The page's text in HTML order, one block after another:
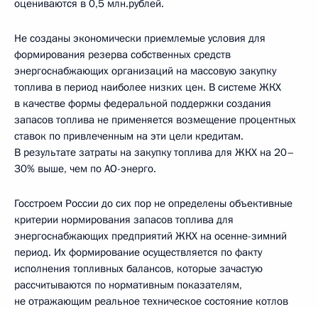
оцениваются в 0,5 млн.рублей.
Не созданы экономически приемлемые условия для
формирования резерва собственных средств
энергоснабжающих организаций на массовую закупку
топлива в период наиболее низких цен. В системе ЖКХ
в качестве формы федеральной поддержки создания
запасов топлива не применяется возмещение процентных
ставок по привлеченным на эти цели кредитам.
В результате затраты на закупку топлива для ЖКХ на 20–
30% выше, чем по АО-энерго.
Госстроем России до сих пор не определены объективные
критерии нормирования запасов топлива для
энергоснабжающих предприятий ЖКХ на осенне-зимний
период. Их формирование осуществляется по факту
исполнения топливных балансов, которые зачастую
рассчитываются по нормативным показателям,
не отражающим реальное техническое состояние котлов